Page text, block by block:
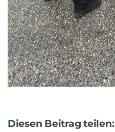
Diesen Beitrag teilen: